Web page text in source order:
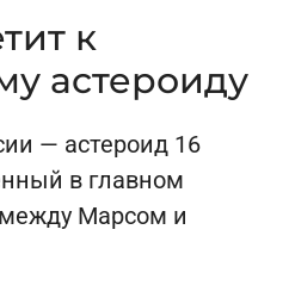
к
астероиду
— астероид 16
в главном
Марсом и